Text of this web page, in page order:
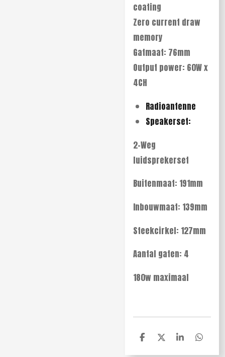
coating
Zero current draw
memory
Gatmaat: 76mm
Output power: 60W x
4CH
Radioantenne
Speakerset:
2-Weg
luidsprekerset
Buitenmaat: 191mm
Inbouwmaat: 139mm
Steekcirkel: 127mm
Aantal gaten: 4
180w maximaal
D D S D